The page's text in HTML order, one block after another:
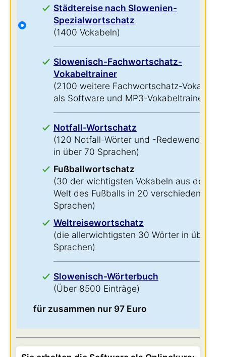
Städtereise nach Slowenien-
Spezialwortschatz
(1400 Vokabeln)
Slowenisch-Fachwortschatz-
Vokabeltrainer
(2100 weitere Fachwortschatz-Vokabeln
als Software und MP3-Vokabeltrainer)
Notfall-Wortschatz
(120 Notfall-Wörter und -Redewendungen
in über 70 Sprachen)
Fußballwortschatz
(30 der wichtigsten Vokabeln aus der
Welt des Fußballs in 20 verschiedenen
Sprachen)
Weltreisewortschatz
(die allerwichtigsten 30 Wörter in über 60
Sprachen)
Slowenisch-Wörterbuch
(Über 8500 Einträge)
für zusammen nur 97 Euro